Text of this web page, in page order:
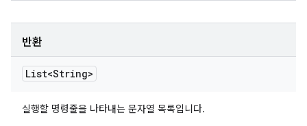
반환
List<String>
실행할 명령줄을 나타내는 문자열 목록입니다.